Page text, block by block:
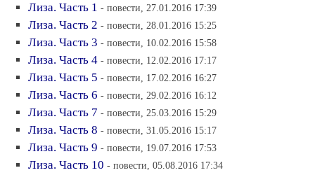
Лиза. Часть 1 - повести, 27.01.2016 17:39
Лиза. Часть 2 - повести, 28.01.2016 15:25
Лиза. Часть 3 - повести, 10.02.2016 15:58
Лиза. Часть 4 - повести, 12.02.2016 17:17
Лиза. Часть 5 - повести, 17.02.2016 16:27
Лиза. Часть 6 - повести, 29.02.2016 16:12
Лиза. Часть 7 - повести, 25.03.2016 15:29
Лиза. Часть 8 - повести, 31.05.2016 15:17
Лиза. Часть 9 - повести, 19.07.2016 17:53
Лиза. Часть 10 - повести, 05.08.2016 17:34